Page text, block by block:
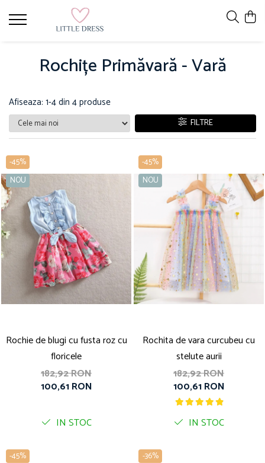
Rochițe Primăvară - Vară
Afiseaza: 1-4din 4produse
FILTRE
-45%
NOU
Rochie de blugi cu fusta roz cu
floricele
182,92 RON
100,61 RON
IN STOC
-45%
NOU
Rochita de vara curcubeu cu
stelute aurii
182,92 RON
100,61 RON
IN STOC
-45%
-36%